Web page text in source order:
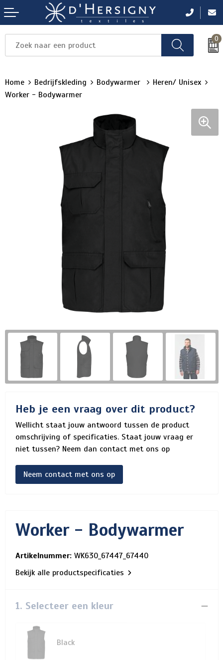
0
Home Bedrijfskleding Bodywarmer
Heren/ Unisex
Worker - Bodywarmer
Heb je een vraag over dit product?
Wellicht staat jouw antwoord tussen de product
omschrijving of specificaties. Staat jouw vraag er
niet tussen? Neem dan contact met ons op
Neem contact met ons op
Worker - Bodywarmer
Artikelnummer: WK630_67447_67440
Bekijk alle productspecificaties
1. Selecteer een kleur
Black